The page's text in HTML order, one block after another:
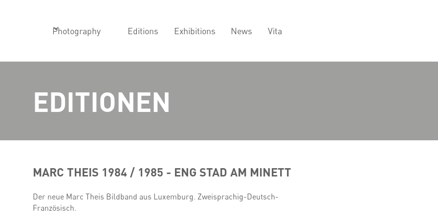
Photography Editions Exhibitions News Vita
EDITIONEN
MARC THEIS 1984 / 1985 - ENG STAD AM MINETT
Der neue Marc Theis Bildband aus Luxemburg. Zweisprachig-Deutsch-
Französisch.